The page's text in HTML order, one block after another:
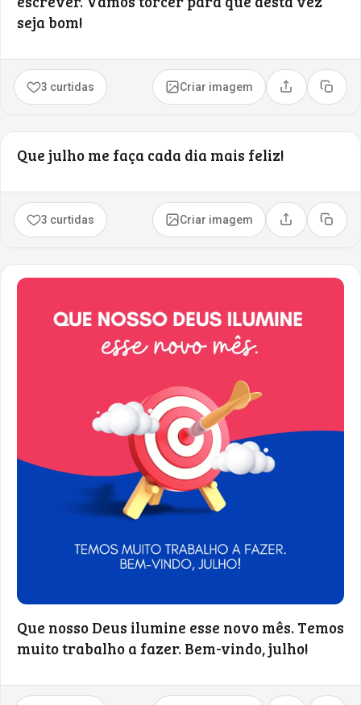
seja bom!
3 curtidas Criar imagem Compartilhar
Copiar
Que julho me faça cada dia mais feliz!
3 curtidas Criar imagem Compartilhar
Copiar
Que nosso Deus ilumine esse novo mês. Temos
muito trabalho a fazer. Bem-vindo, julho!